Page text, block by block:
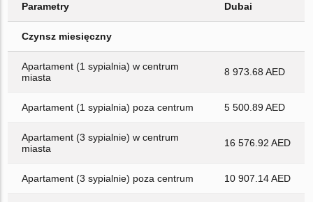
Parametry Dubai
Czynsz miesięczny
Apartament (1 sypialnia) w centrum
miasta
8 973.68 AED
Apartament (1 sypialnia) poza centrum 5 500.89 AED
Apartament (3 sypialnie) w centrum
miasta
16 576.92 AED
Apartament (3 sypialnie) poza centrum 10 907.14 AED